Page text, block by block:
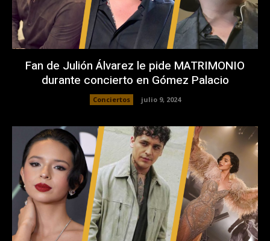
Fan de Julión Álvarez le pide MATRIMONIO
durante concierto en Gómez Palacio
Conciertos julio 9, 2024